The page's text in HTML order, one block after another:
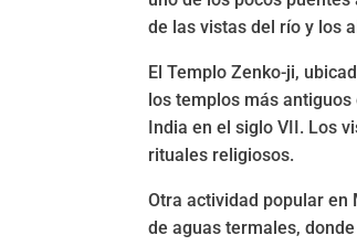
de las vistas del río y los
El Templo Zenko-ji,
los templos más
India en el siglo VII. Los
rituales religiosos.
Otra actividad popular en
de aguas termales,